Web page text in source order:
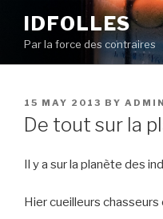
content
IDFOLLES
Par la force des contraires
POSTED
ON
15 MAY 2013 BY
De tout sur la
Il y a sur la planète des
Hier cueilleurs